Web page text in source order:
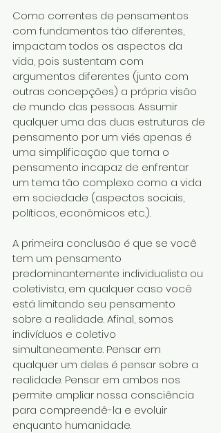
Como correntes de pensamentos
com fundamentos tão diferentes,
impactam todos os aspectos da
vida, pois sustentam com
argumentos diferentes (junto com
outras concepções) a própria visão
de mundo das pessoas. Assumir
qualquer uma das duas estruturas de
pensamento por um viés apenas é
uma simplificação que torna o
pensamento incapaz de enfrentar
um tema tão complexo como a vida
em sociedade (aspectos sociais,
políticos, econômicos etc.).
A primeira conclusão é que se você
tem um pensamento
predominantemente individualista ou
coletivista, em qualquer caso você
está limitando seu pensamento
sobre a realidade. Afinal, somos
indivíduos e coletivo
simultaneamente. Pensar em
qualquer um deles é pensar sobre a
realidade. Pensar em ambos nos
permite ampliar nossa consciência
para compreendê-la e evoluir
enquanto humanidade.